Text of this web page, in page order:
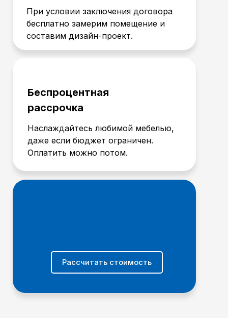
Рассчитать стоимость
При условии заключения договора
бесплатно замерим помещение и
составим дизайн-проект.
Наслаждайтесь любимой мебелью,
даже если бюджет ограничен.
Оплатить можно потом.
Беспроцентная
рассрочка